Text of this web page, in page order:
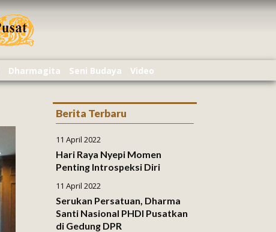
Dharmagita Seni Budaya Video
Berita Terbaru
11 April 2022
Hari Raya Nyepi Momen
Penting Introspeksi Diri
11 April 2022
Serukan Persatuan, Dharma
Santi Nasional PHDI Pusatkan
di Gedung DPR